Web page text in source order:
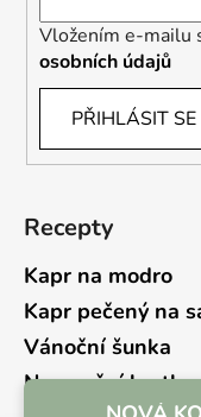
Vložením e-mailu
osobních údajů
PŘIHLÁSIT SE
Recepty
Kapr na modro
Kapr pečený na
Vánoční šunka
Novoroční